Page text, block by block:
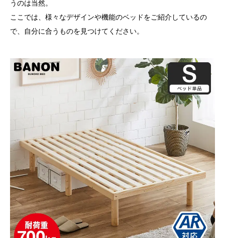
うのは当然。
ここでは、様々なデザインや機能のベッドをご紹介しているの
で、自分に合うものを見つけてください。